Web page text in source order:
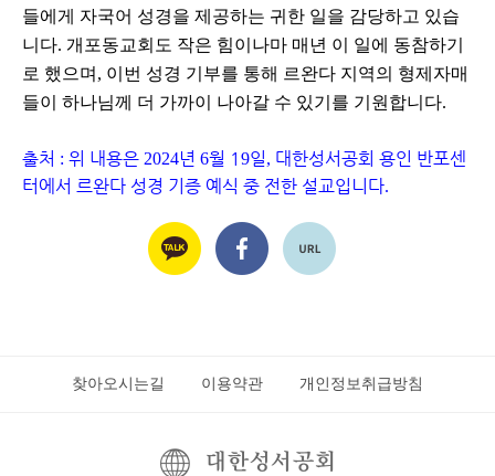
들에게 자국어 성경을 제공하는 귀한 일을 감당하고 있습
니다. 개포동교회도 작은 힘이나마 매년 이 일에 동참하기
로 했으며, 이번 성경 기부를 통해 르완다 지역의 형제자매
들이 하나님께 더 가까이 나아갈 수 있기를 기원합니다.
출처 : 위 내용은 2024년 6월 1 9일, 대한성서공회 용인 반포센
터 에서 르완다 성경 기증 예식 중 전한 설교입니다.
찾아오시는길 이용약관 개인정보취급방침